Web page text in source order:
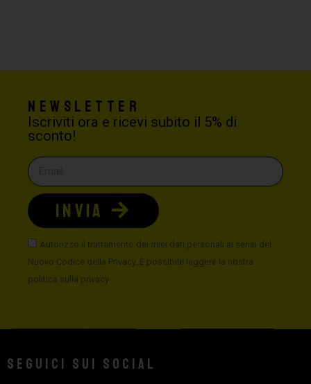
Newsletter
Iscriviti ora e ricevi subito il 5% di
sconto!
Autorizzo il trattamento dei miei dati personali ai sensi del
Nuovo Codice della Privacy. È possibile leggere la nostra
politica sulla privacy
INVIA
Seguici sui social